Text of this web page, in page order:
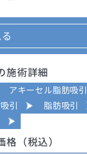
施術詳細
アキーセル脂肪吸引
引
脂肪吸引
（税込）